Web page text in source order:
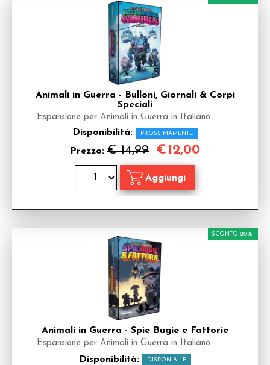
Animali in Guerra - Bulloni, Giornali & Corpi
Speciali
Espansione per Animali in Guerra in Italiano
Disponibilità: PROSSIMAMENTE
Prezzo: € 14,99 €12,00
Animali in Guerra - Spie Bugie e Fattorie
Espansione per Animali in Guerra in Italiano
Disponibilità: DISPONIBILE
SCONTO 20%